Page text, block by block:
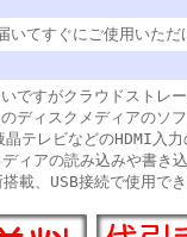
すぐにご使用いただ
ですがクラウドストレ
ディスクメディアのソ
テレビなどのHDMI入
ィアの読み込みや書き
載、USB接続で使用で